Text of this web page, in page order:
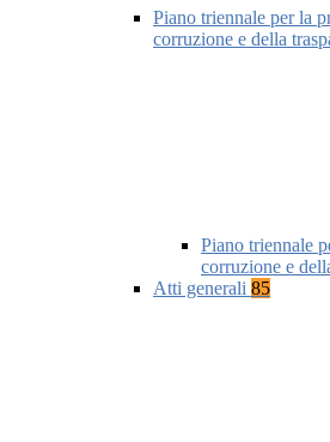
Piano triennale per la
corruzione e della
Piano triennale
corruzione e
Atti generali 85